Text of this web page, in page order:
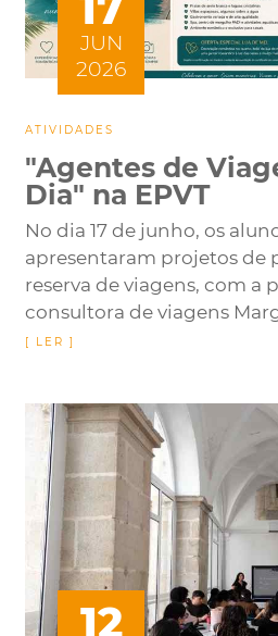
JUN
2026
ATIVIDADES
"Agentes de
Dia" na EPVT
No dia 17 de junho, os
apresentaram projetos de
reserva de viagens, com a
consultora de viagens
12